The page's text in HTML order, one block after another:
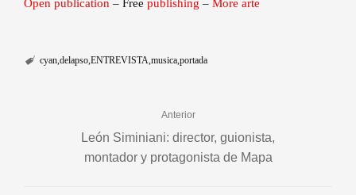
Open publication – Free publishing – More arte
cyan delapso ENTREVISTA musica portada
Anterior
León Siminiani: director, guionista,
montador y protagonista de Mapa